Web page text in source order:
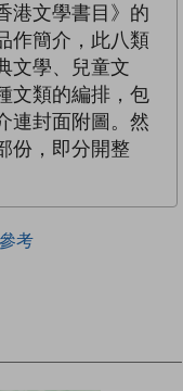
港文學書目》的
作簡介，此八類
文學、兒童文
文類的編排，包
連封面附圖。然
份，即分開整
考